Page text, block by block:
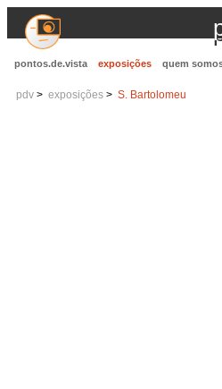
pontos.de.vista exposições quem
pdv exposições S. Bartolomeu